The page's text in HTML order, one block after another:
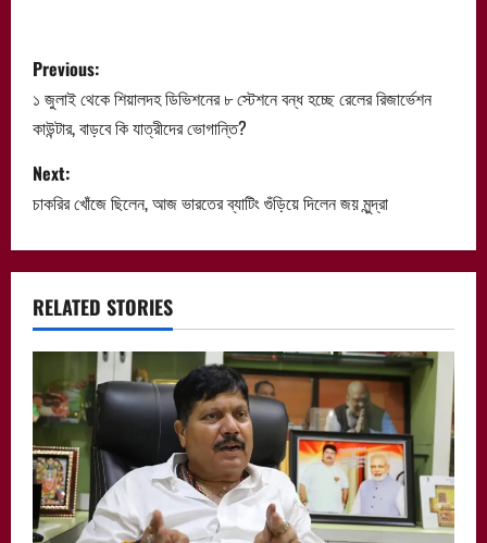
P
o
s
t
n
a
v
i
g
a
t
Previous:
১ জুলাই থেকে শিয়ালদহ ডিভিশনের ৮ স্টেশনে বন্ধ হচ্ছে রেলের রিজার্ভেশন
কাউন্টার, বাড়বে কি যাত্রীদের ভোগান্তি?
Next:
চাকরির খোঁজে ছিলেন, আজ ভারতের ব্যাটিং গুঁড়িয়ে দিলেন জয় মুন্দ্রা
RELATED STORIES